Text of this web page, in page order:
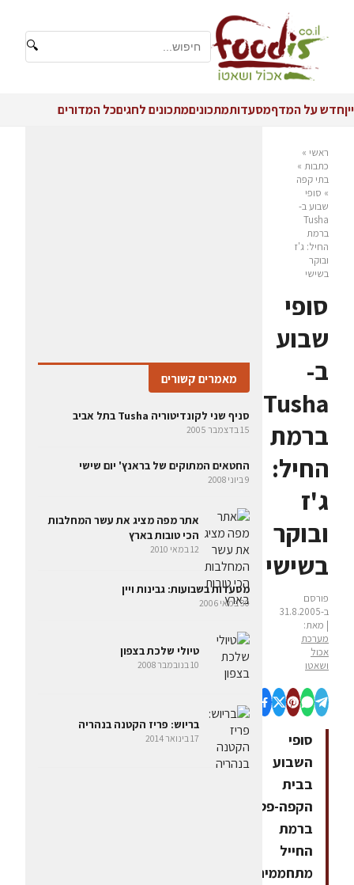
🔍
ייןחדש על המדףמסעדותמתכוניםמתכונים לחגיםכל המדורים
ראשי »
כתבות »
בתי קפה
» סופי
שבוע ב-
Tusha
ברמת
החיל: ג'ז
ובוקר
בשישי
סופי
שבוע
ב-
Tusha
ברמת
החיל:
ג'ז
ובוקר
בשישי
פורסם
ב-31.8.2005
| מאת:
מערכת
אכול
ושאטו
סופי
השבוע
בבית
הקפה-פטיסרי
ברמת
החייל
מתחממים:
מאמרים קשורים
סניף שני לקונדיטוריה Tusha בתל אביב
15 בדצמבר 2005
החטאים המתוקים של בראנץ' יום שישי
9 ביוני 2008
אתר מפה מציג את עשר המחלבות
הכי טובות בארץ
12 במאי 2010
מסעדות בשבועות: גבינות ויין
30 במאי 2006
טיולי שלכת בצפון
10 בנובמבר 2008
בריוש: פריז הקטנה בנהריה
17 בינואר 2014